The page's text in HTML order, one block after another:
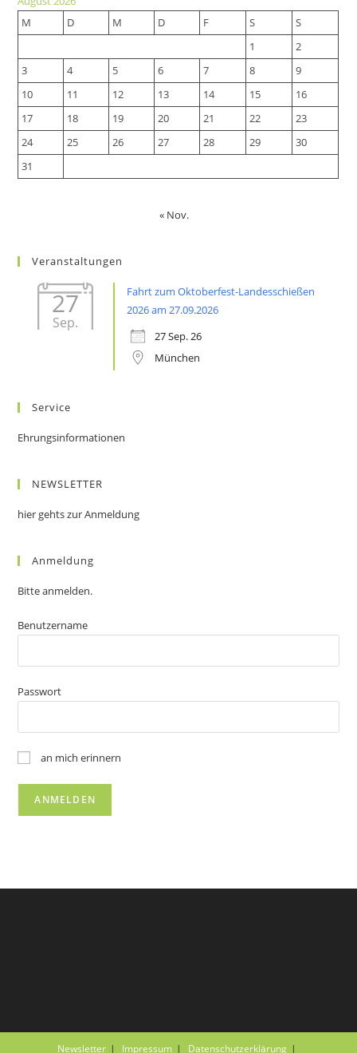
tab
new
tab
M
D M D F S
S
1
2
3
4 5 6 7 8
9
10
11 12 13 14 15
16
17
18 19 20 21 22
23
24
25 26 27 28 29
30
31
« Nov.
Veranstaltungen
27
Sep.
Fahrt zum Oktoberfest-Landesschießen
2026 am 27.09.2026
27 Sep. 26
München
Service
Ehrungsinformationen
NEWSLETTER
hier gehts zur Anmeldung
Anmeldung
Bitte anmelden.
Benutzername
Passwort
an mich erinnern
Newsletter Impressum Datenschutzerklärung